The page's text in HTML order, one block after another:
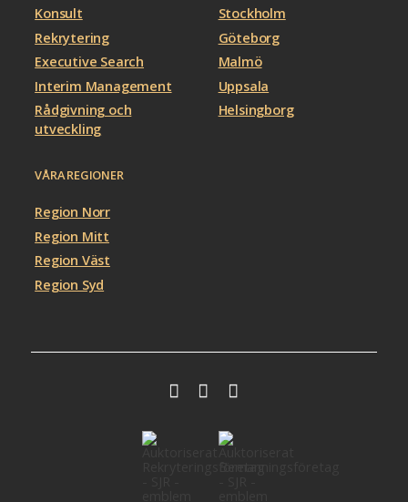
Konsult
Rekrytering
Executive Search
Interim Management
Rådgivning och
utveckling
Stockholm
Göteborg
Malmö
Uppsala
Helsingborg
VÅRA REGIONER
Region Norr
Region Mitt
Region Väst
Region Syd